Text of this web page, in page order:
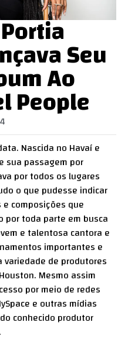
Seu
Ao
People
Nascida no Havaí e
sua passagem por
por todos os lugares
o que pudesse indicar
composições que
por toda parte em busca
e talentosa cantora e
importantes e
variedade de produtores
Mesmo assim
por meio de redes
e outras mídias
conhecido produtor